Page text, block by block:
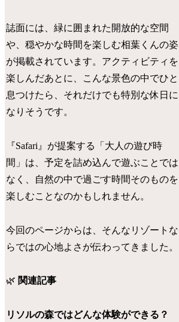
誌面には、緑に囲まれた開放的な空間
や、穏やかな時間を楽しむ相葉くんの姿
が掲載されています。アクティビティを
楽しんだあとに、こんな景色の中でひと
息つけたら、それだけでも特別な休日に
なりそうです。
『Safari』が提案する「大人の遊び時
間」は、予定を詰め込んで遊ぶことでは
なく、自然の中で過ごす時間そのものを
楽しむことなのかもしれません。
今回のページからは、そんなリゾートな
らではの心地よさが伝わってきました。
🌿 関連記事
リソルの森ではどんな体験ができる？